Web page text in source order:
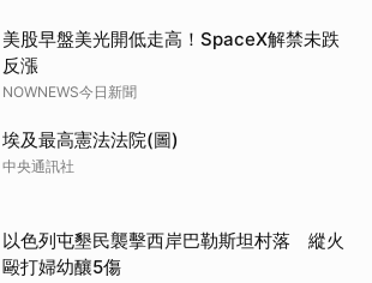
美股早盤美光開低走高！SpaceX解禁未跌
反漲
NOWNEWS今日新聞
埃及最高憲法法院(圖)
中央通訊社
以色列屯墾民襲擊西岸巴勒斯坦村落 縱火
毆打婦幼釀5傷